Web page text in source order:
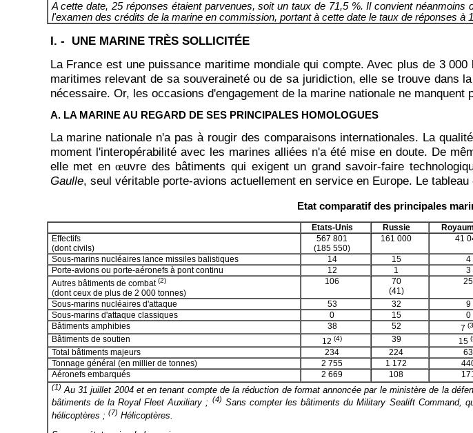
A cette date, 25 réponses étaient parvenues, soit un taux de 71,5 %. Il convient
l'examen des crédits de la marine en commission, portant à cette date le taux de réponses à
I. - UNE MARINE TRÈS SOLLICITÉE
La France est une puissance maritime mondiale qui compte. Avec plus de 3
maritimes relevant de sa souveraineté ou de sa juridiction, elle se trouve dans
nécessaire. Or, les occasions d'engagement de la marine nationale ne manquent
A. LA MARINE AU REGARD DE SES PRINCIPALES HOMOLOGUES
La marine nationale n'a pas à rougir des comparaisons internationales. La
moment l'interopérabilité avec les marines alliées n'a été mise en doute. De
elle met enœuvre des bâtiments qui exigent un grand savoir-faire
Gaulle, seul véritable porte-avions actuellement en service en Europe. Le
Etat comparatif des principales
Etats-Unis Russie
Effectifs
(dont civils)
567 801
(185 550)
161 000 41
Sous-marins nucléaires lance missiles balistiques 14 15 4
Porte-avions ou porte-aéronefs à pont continu
12 1 3
Autres bâtiments de combat(2)
(dont ceux de plus de 2 000 tonnes)
106
70
(41)
25
Sous-marins nucléaires d'attaque
53 32 9
Sous-marins d'attaque classiques
0 15 0
Bâtiments amphibies
38 52 7
Bâtiments de soutien
12 (4) 39 15
Total bâtiments majeurs
234 224 63
Tonnage général (en millier de tonnes)
2 755 1 172
Aéronefs embarqués
2 669 108 171
(1) Au 31 juillet 2004 et en tenant compte de la réduction de format annoncée par le ministère de la
bâtiments de la Royal Fleet Auxiliary ; (4) Sans compter les bâtiments du Military Sealift Command,
hélicoptères ; (7) Hélicoptères.